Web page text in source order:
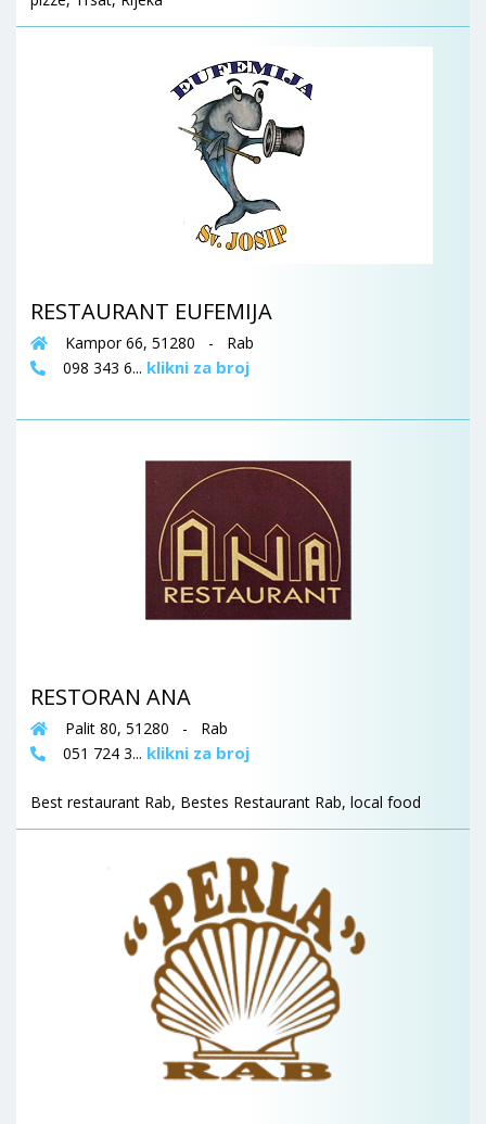
RESTAURANT EUFEMIJA
Kampor 66, 51280 - Rab
098 343 6... klikni za broj
RESTORAN ANA
Palit 80, 51280 - Rab
051 724 3... klikni za broj
Best restaurant Rab, Bestes Restaurant Rab, local food